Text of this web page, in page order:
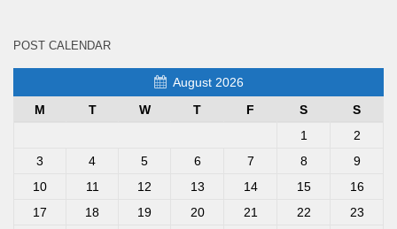
POST CALENDAR
August 2026
M
T W T F S
S
1
2
3
4 5 6 7 8
9
10
11 12 13 14 15
16
17
18 19 20 21 22
23